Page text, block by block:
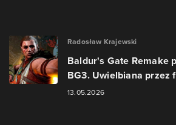
Radosław Krajewski
Baldur's Gate Remake
BG3. Uwielbiana przez
13.05.2026